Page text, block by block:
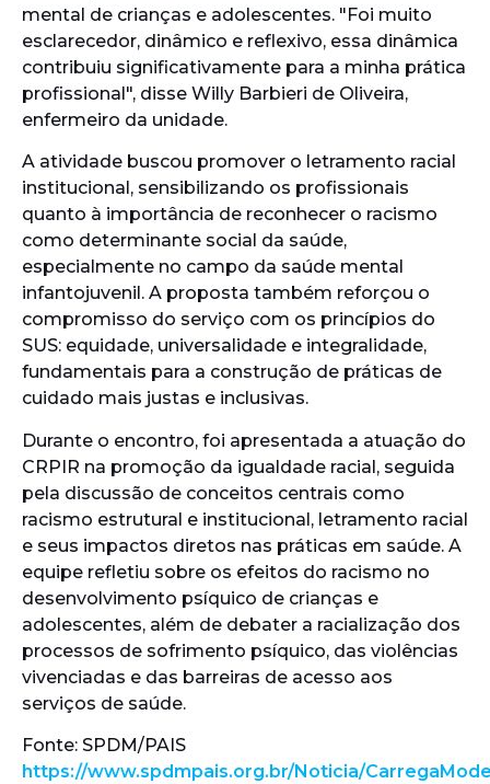
mental de crianças e adolescentes. "Foi muito
esclarecedor, dinâmico e reflexivo, essa dinâmica
contribuiu significativamente para a minha prática
profissional", disse Willy Barbieri de Oliveira,
enfermeiro da unidade.
A atividade buscou promover o letramento racial
institucional, sensibilizando os profissionais
quanto à importância de reconhecer o racismo
como determinante social da saúde,
especialmente no campo da saúde mental
infantojuvenil. A proposta também reforçou o
compromisso do serviço com os princípios do
SUS: equidade, universalidade e integralidade,
fundamentais para a construção de práticas de
cuidado mais justas e inclusivas.
Durante o encontro, foi apresentada a atuação do
CRPIR na promoção da igualdade racial, seguida
pela discussão de conceitos centrais como
racismo estrutural e institucional, letramento racial
e seus impactos diretos nas práticas em saúde. A
equipe refletiu sobre os efeitos do racismo no
desenvolvimento psíquico de crianças e
adolescentes, além de debater a racialização dos
processos de sofrimento psíquico, das violências
vivenciadas e das barreiras de acesso aos
serviços de saúde.
Fonte: SPDM/PAIS
https://www.spdmpais.org.br/Noticia/